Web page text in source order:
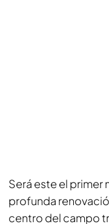
Será este el
profunda
centro del campo